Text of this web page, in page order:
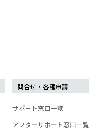
問合せ・各種申請
サポート窓口一覧
アフターサポート窓口一覧